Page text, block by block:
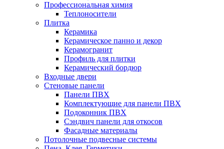
Профессиональная химия
Теплоносители
Плитка
Керамика
Керамическое панно и декор
Керамогранит
Профиль для плитки
Керамический бордюр
Входные двери
Стеновые панели
Панели ПВХ
Комплектующие для панели ПВХ
Подоконник ПВХ
Сэндвич панели для откосов
Фасадные материалы
Потолочные подвесные системы